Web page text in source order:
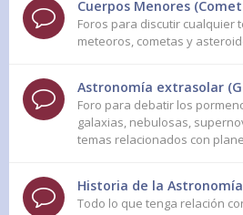
Cuerpos Menores
Foros para discutir cualquier
meteoros, cometas y
Astronomía extrasolar
Foro para debatir los
galaxias, nebulosas,
temas relacionados con
Historia de la Astronomía
Todo lo que tenga relación